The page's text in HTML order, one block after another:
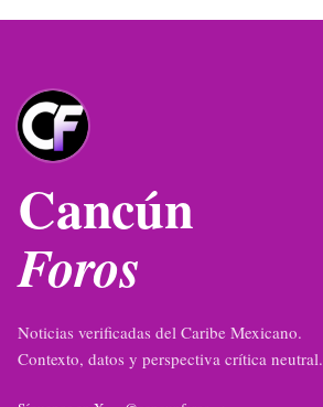
Cancún
Foros
Noticias verificadas del Caribe Mexicano.
Contexto, datos y perspectiva crítica neutral.